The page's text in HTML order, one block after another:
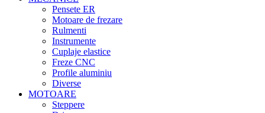
Pensete ER
Motoare de frezare
Rulmenti
Instrumente
Cuplaje elastice
Freze CNC
Profile aluminiu
Diverse
MOTOARE
Steppere